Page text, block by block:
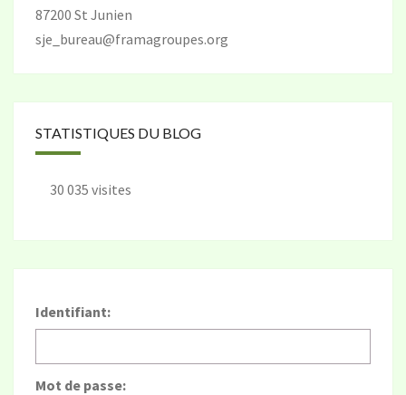
87200 St Junien
sje_bureau@framagroupes.org
STATISTIQUES DU BLOG
30 035 visites
Identifiant:
Mot de passe: